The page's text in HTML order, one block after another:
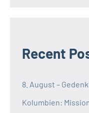
Recent
8. August –
Kolumbien: